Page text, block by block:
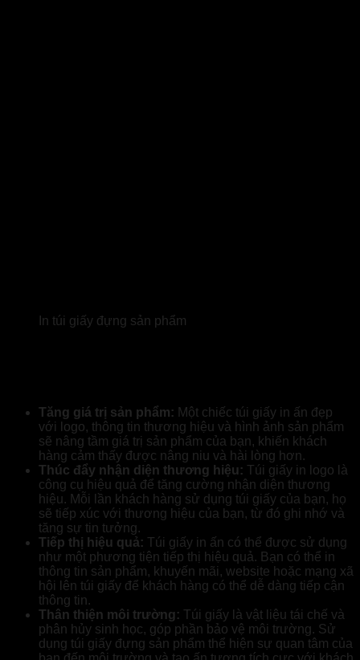
In túi giấy đựng sản phẩm
Tăng giá trị sản phẩm: Một chiếc túi giấy in ấn đẹp
với logo, thông tin thương hiệu và hình ảnh sản phẩm
sẽ nâng tầm giá trị sản phẩm của bạn, khiến khách
hàng cảm thấy được nâng niu và hài lòng hơn.
Thúc đẩy nhận diện thương hiệu: Túi giấy in logo là
công cụ hiệu quả để tăng cường nhận diện thương
hiệu. Mỗi lần khách hàng sử dụng túi giấy của bạn, họ
sẽ tiếp xúc với thương hiệu của bạn, từ đó ghi nhớ và
tăng sự tin tưởng.
Tiếp thị hiệu quả: Túi giấy in ấn có thể được sử dụng
như một phương tiện tiếp thị hiệu quả. Bạn có thể in
thông tin sản phẩm, khuyến mãi, website hoặc mạng xã
hội lên túi giấy để khách hàng có thể dễ dàng tiếp cận
thông tin.
Thân thiện môi trường: Túi giấy là vật liệu tái chế và
phân hủy sinh học, góp phần bảo vệ môi trường. Sử
dụng túi giấy đựng sản phẩm thể hiện sự quan tâm của